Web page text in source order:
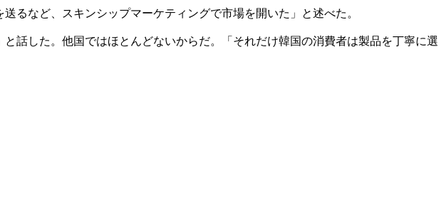
るなど、スキンシップマーケティングで市場を開いた」と述べた。
話した。他国ではほとんどないからだ。「それだけ韓国の消費者は製品を丁寧に選